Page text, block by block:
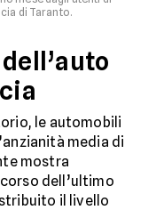
di Taranto.
le automobili
media di
mostra
dell’ultimo
il livello